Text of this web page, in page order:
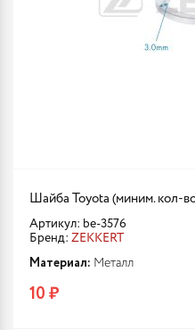
Шайба Toyota (миним. кол-
Артикул: be-3576
Бренд: ZEKKERT
Материал: Металл
10 ₽